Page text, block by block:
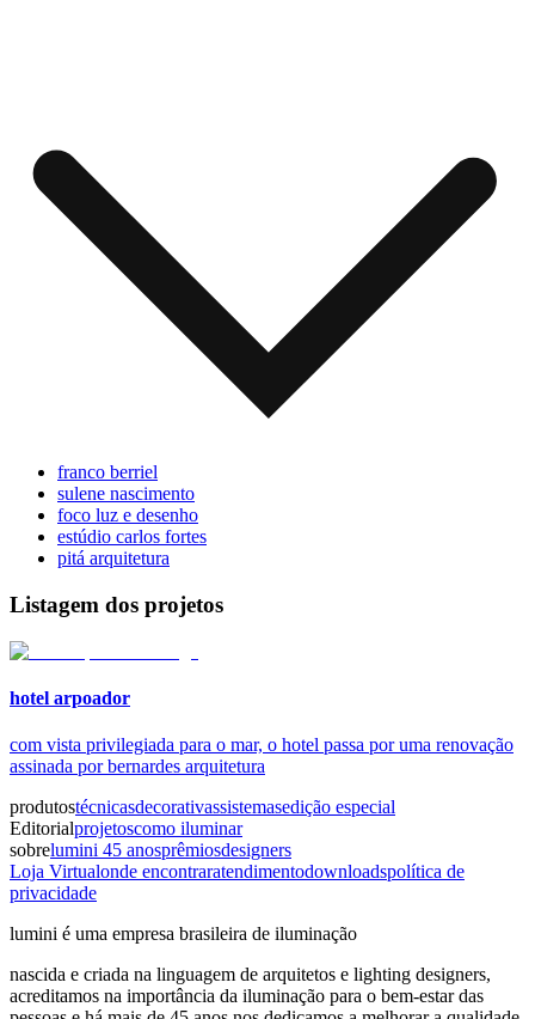
franco berriel
sulene nascimento
foco luz e desenho
estúdio carlos fortes
pitá arquitetura
Listagem dos projetos
hotel arpoador
com vista privilegiada para o mar, o hotel passa por uma renovação
assinada por bernardes arquitetura
produtostécnicasdecorativassistemasedição especial
Editorialprojetoscomo iluminar
sobrelumini 45 anosprêmiosdesigners
Loja Virtualonde encontraratendimentodownloadspolítica de
privacidade
lumini é uma empresa brasileira de iluminação
nascida e criada na linguagem de arquitetos e lighting designers,
acreditamos na importância da iluminação para o bem-estar das